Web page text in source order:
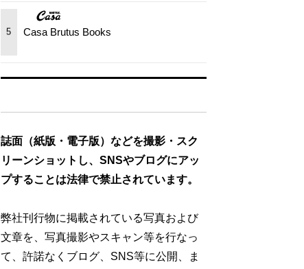
5 Casa Brutus Books
誌面（紙版・電子版）などを撮影・スク
リーンショットし、SNSやブログにアッ
プすることは法律で禁止されています。
弊社刊行物に掲載されている写真および
文章を、写真撮影やスキャン等を行なっ
て、許諾なくブログ、SNS等に公開、ま